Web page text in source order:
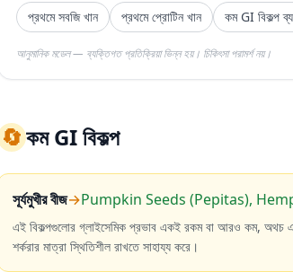
প্রথমে সবজি খান
প্রথমে প্রোটিন খান কম GI বিকল্প
আনুমানিক মডেল — ব্যক্তিগত প্রতিক্রিয়া ভিন্ন হয়। চিকিৎসা পরামর্শ নয়।
🔄কম GI বিকল্প
সূর্যমুখীর বীজ→Pumpkin Seeds (Pepitas),
এই বিকল্পগুলোর গ্লাইসেমিক প্রভাব একই রকম বা আরও কম, অথচ
শর্করার মাত্রা স্থিতিশীল রাখতে সাহায্য করে।